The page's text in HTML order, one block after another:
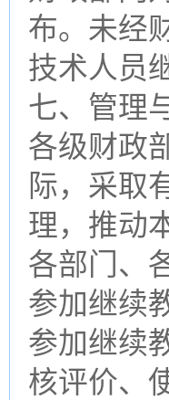
布。未经
技术人员
七、管理
各级财政
际，采取
理，推动
各部门、
参加继续
参加继续
核评价、